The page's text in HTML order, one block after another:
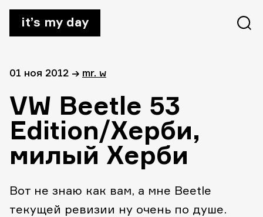
it’s my day
01 ноя 2012 → mr. w
VW Beetle 53
Edition/Херби,
милый Херби
Вот не знаю как вам, а мне Beetle
текущей ревизии ну очень по душе.